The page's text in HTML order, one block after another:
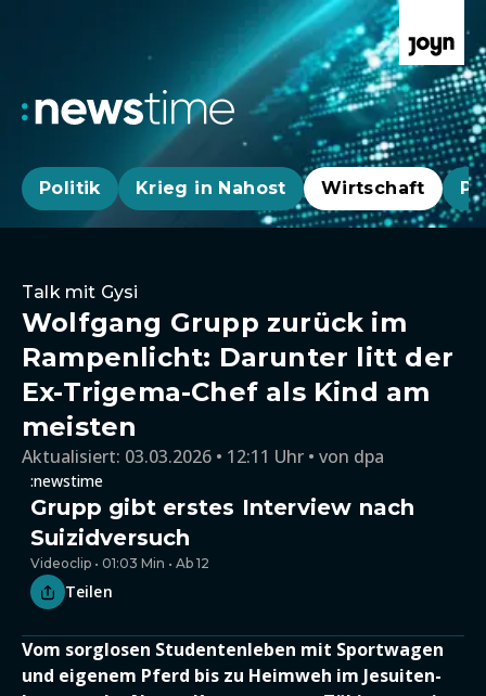
Politik Krieg in Nahost Wirtschaft
Talk mit Gysi
Wolfgang Grupp zurück im
Rampenlicht: Darunter litt der
Ex-Trigema-Chef als Kind am
meisten
Aktualisiert: 03.03.2026 • 12:11 Uhr von dpa
:newstime
Grupp gibt erstes Interview nach
Suizidversuch
Videoclip • 01:03 Min • Ab 12
Teilen
Vom sorglosen Studentenleben mit Sportwagen
und eigenem Pferd bis zu Heimweh im Jesuiten-